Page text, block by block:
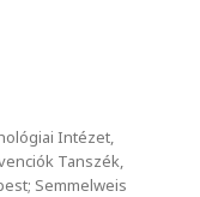
Intézet,
Tanszék,
Semmelweis